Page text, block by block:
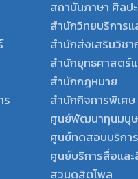
ร
สถาบันภาษา ศิลป
สำนักวิทยบริการแ
สำนักส่งเสริมวิชา
สำนักยุทธศาสตร์
สำนักกฎหมาย
สำนักกิจการพิเศษ
ศูนย์พัฒนาทุนมนุ
ศูนย์ทดสอบบริกา
ศูนย์บริการสื่อแล
สวนดุสิตโพล